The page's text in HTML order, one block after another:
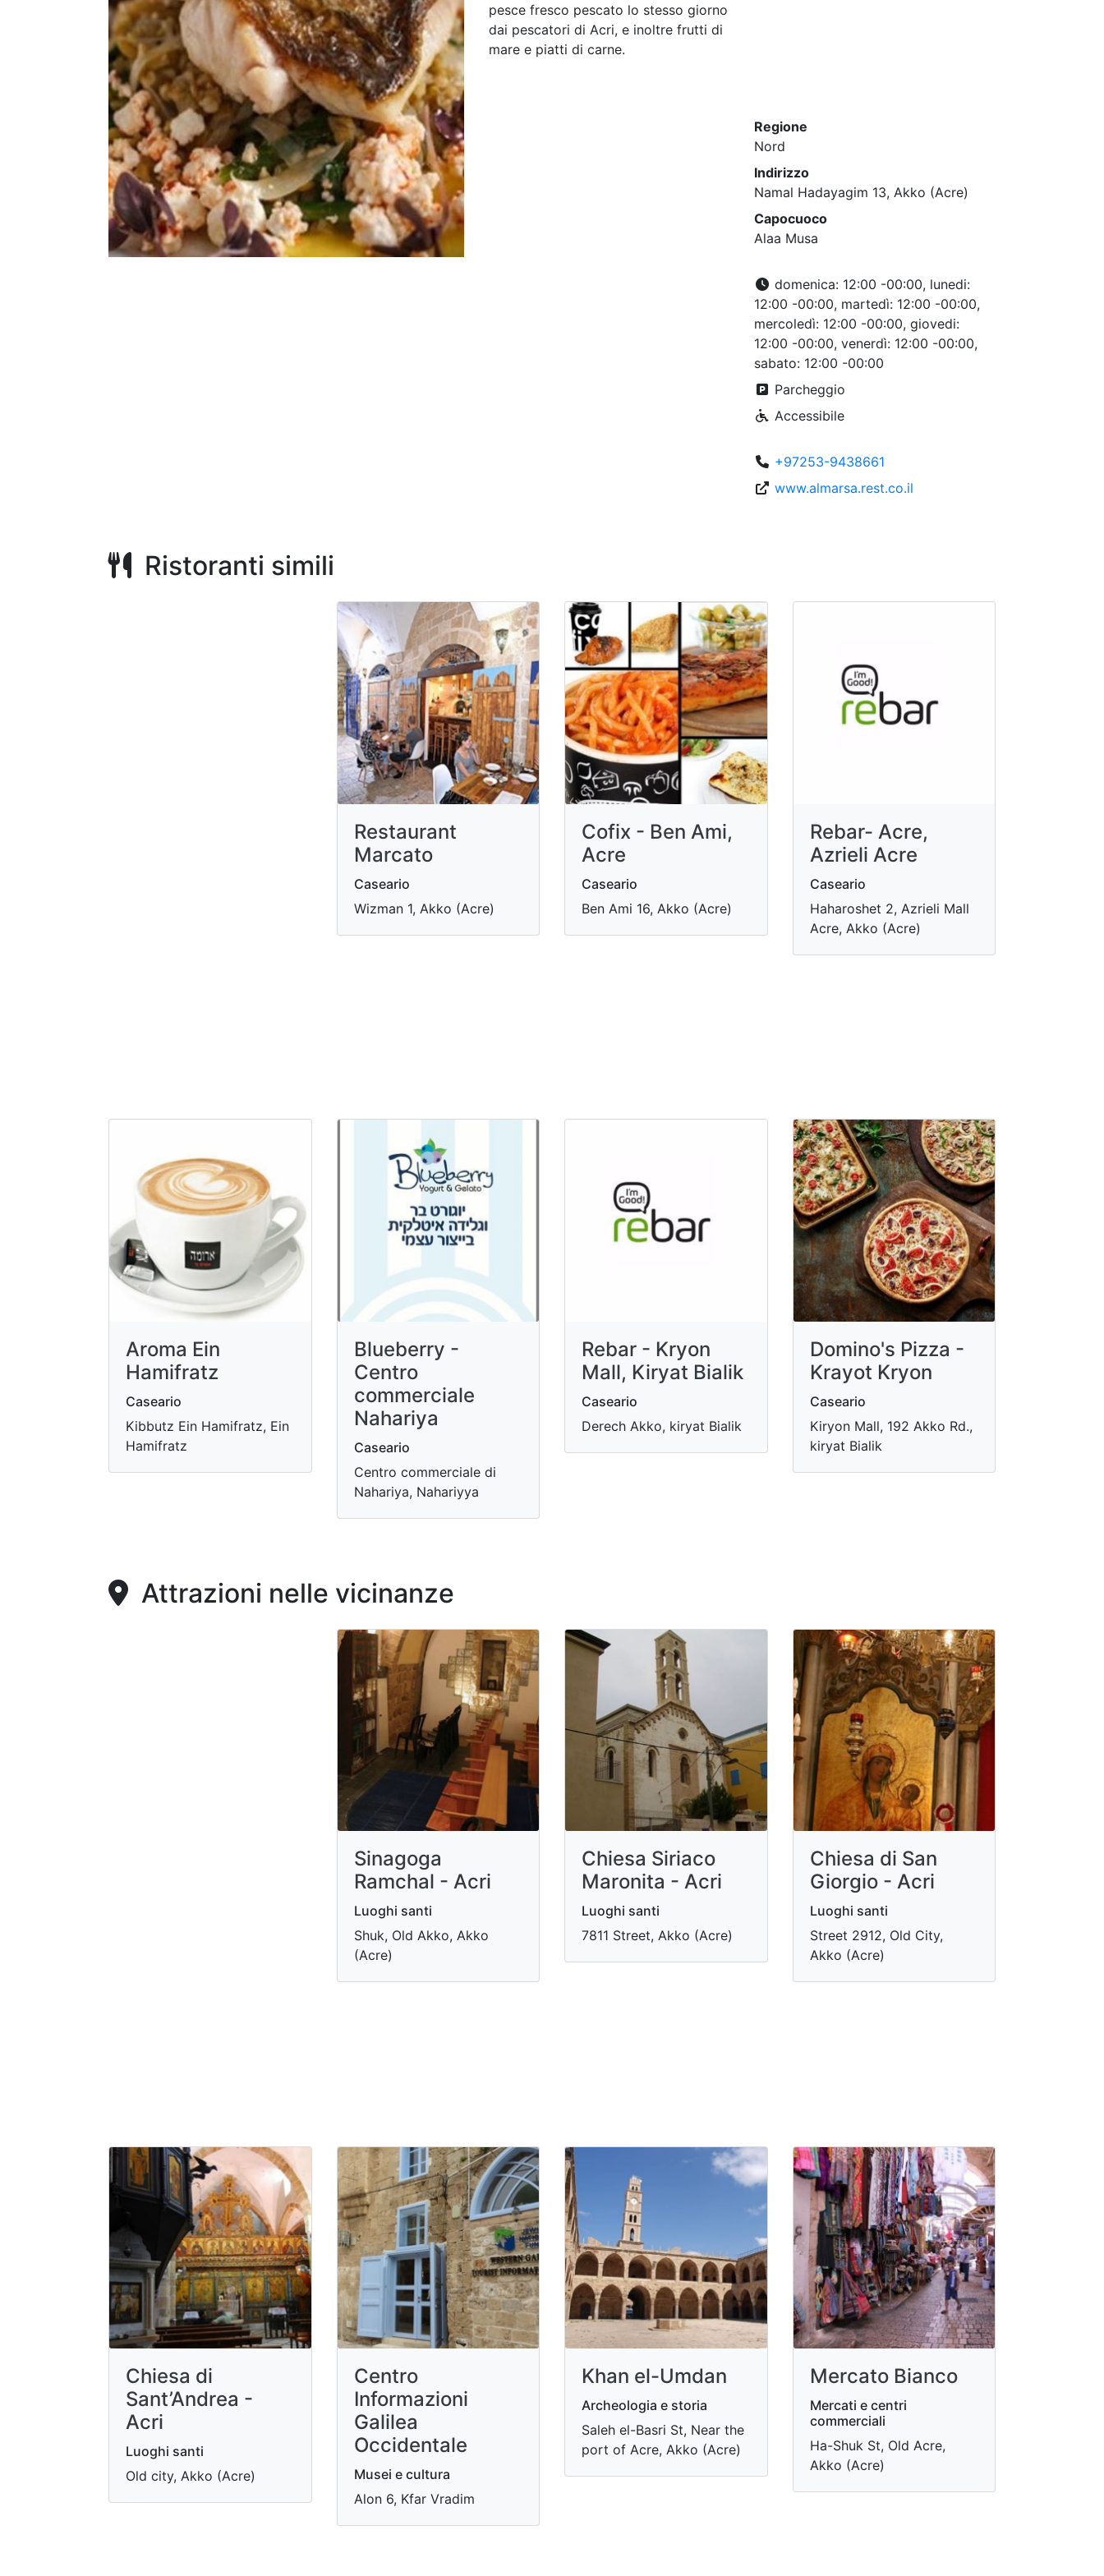
pesce fresco pescato lo stesso giorno
dai pescatori di Acri, e inoltre frutti di
mare e piatti di carne.
Regione
Nord
Indirizzo
Namal Hadayagim 13, Akko (Acre)
Capocuoco
Alaa Musa
domenica: 12:00 -00:00, lunedi:
12:00 -00:00, martedì: 12:00 -00:00,
mercoledì: 12:00 -00:00, giovedi:
12:00 -00:00, venerdì: 12:00 -00:00,
sabato: 12:00 -00:00
Parcheggio
Accessibile
+97253-9438661
www.almarsa.rest.co.il
Ristoranti simili
Restaurant
Marcato
Caseario
Wizman 1, Akko (Acre)
Cofix - Ben Ami,
Acre
Caseario
Ben Ami 16, Akko (Acre)
Rebar- Acre,
Azrieli Acre
Caseario
Haharoshet 2, Azrieli Mall
Acre, Akko (Acre)
Aroma Ein
Hamifratz
Caseario
Kibbutz Ein Hamifratz, Ein
Hamifratz
Blueberry -
Centro
commerciale
Nahariya
Caseario
Centro commerciale di
Nahariya, Nahariyya
Rebar - Kryon
Mall, Kiryat Bialik
Caseario
Derech Akko, kiryat Bialik
Domino's Pizza -
Krayot Kryon
Caseario
Kiryon Mall, 192 Akko Rd.,
kiryat Bialik
Attrazioni nelle vicinanze
Sinagoga
Ramchal - Acri
Luoghi santi
Shuk, Old Akko, Akko
(Acre)
Chiesa Siriaco
Maronita - Acri
Luoghi santi
7811 Street, Akko (Acre)
Chiesa di San
Giorgio - Acri
Luoghi santi
Street 2912, Old City,
Akko (Acre)
Chiesa di
Sant’Andrea -
Acri
Luoghi santi
Old city, Akko (Acre)
Centro
Informazioni
Galilea
Occidentale
Musei e cultura
Alon 6, Kfar Vradim
Khan el-Umdan
Archeologia e storia
Saleh el-Basri St, Near the
port of Acre, Akko (Acre)
Mercato Bianco
Mercati e centri
commerciali
Ha-Shuk St, Old Acre,
Akko (Acre)